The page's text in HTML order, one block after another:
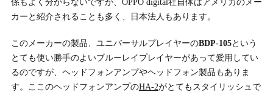
係もよく分からないですが、OPPO digital社自体はアメリカのメー
カーと紹介されることも多く、日本法人もあります。
このメーカーの製品、ユニバーサルプレイヤーのBDP-105という
とても使い勝手のよいブルーレイプレイヤーがあって愛用してい
るのですが、ヘッドフォンアンプやヘッドフォン製品もありま
す。ここのヘッドフォンアンプのHA-2がとてもスタイリッシュで